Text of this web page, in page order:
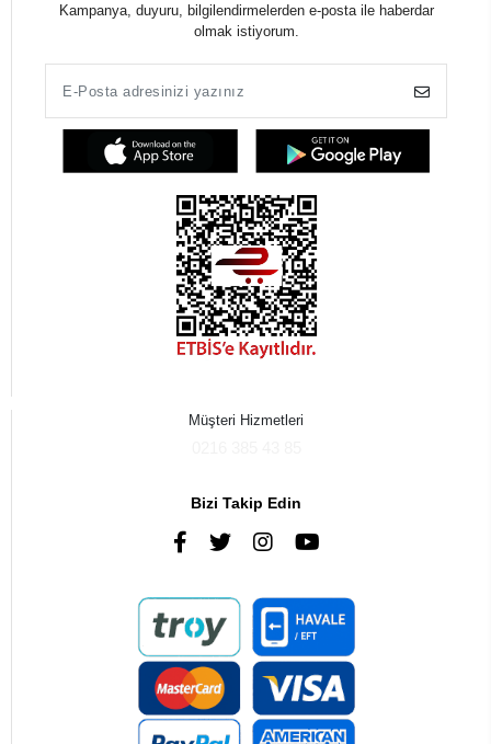
Kampanya, duyuru, bilgilendirmelerden e-posta ile haberdar
olmak istiyorum.
Müşteri Hizmetleri
Bizi Takip Edin